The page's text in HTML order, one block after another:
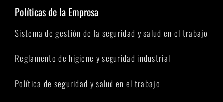
Políticas de la Empresa
Sistema de gestión de la seguridad y salud en el trabajo
Reglamento de higiene y seguridad industrial
Política de seguridad y salud en el trabajo